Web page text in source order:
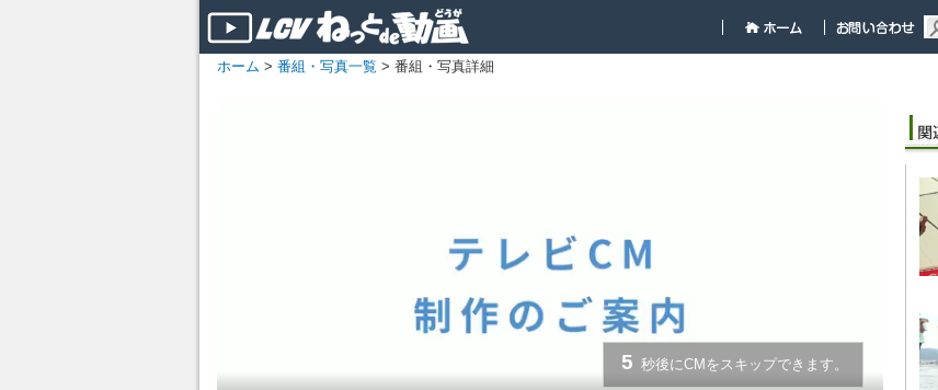
ホーム > 番組・写真一覧 > 番組・写真詳細
5 秒後にCMをスキップできます。